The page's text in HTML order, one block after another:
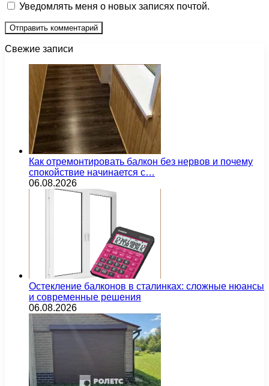
Уведомлять меня о новых записях почтой.
Свежие записи
Как отремонтировать балкон без нервов и почему
спокойствие начинается с…
06.08.2026
Остекление балконов в сталинках: сложные нюансы
и современные решения
06.08.2026